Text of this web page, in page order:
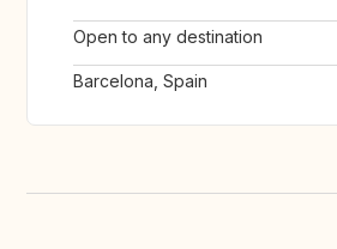
Open to any destination
Barcelona, Spain